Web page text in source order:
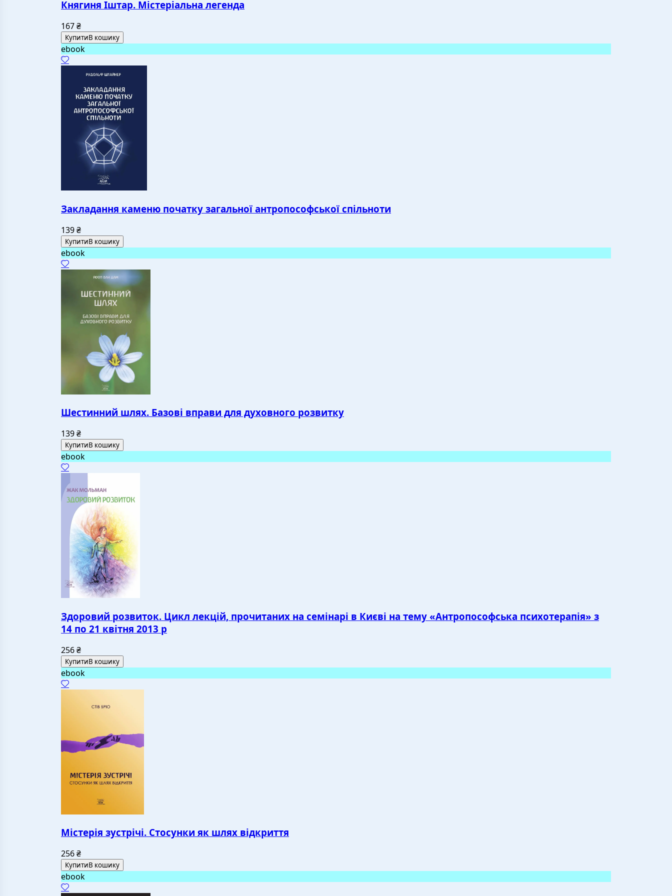
Княгиня Іштар. Містеріальна легенда
167₴
КупитиВ кошику
ebook
Закладання каменю початку загальної антропософської спільноти
139₴
КупитиВ кошику
ebook
Шестинний шлях. Базові вправи для духовного розвитку
139₴
КупитиВ кошику
ebook
Здоровий розвиток. Цикл лекцій, прочитаних на семінарі в Києві на тему «Антропософська психотерапія» з
14 по 21 квітня 2013 р
256₴
КупитиВ кошику
ebook
Містерія зустрічі. Стосунки як шлях відкриття
256₴
КупитиВ кошику
ebook